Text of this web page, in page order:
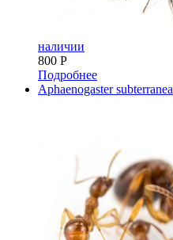
наличии
800 Р
Подробнее
Aphaenogaster subterranea